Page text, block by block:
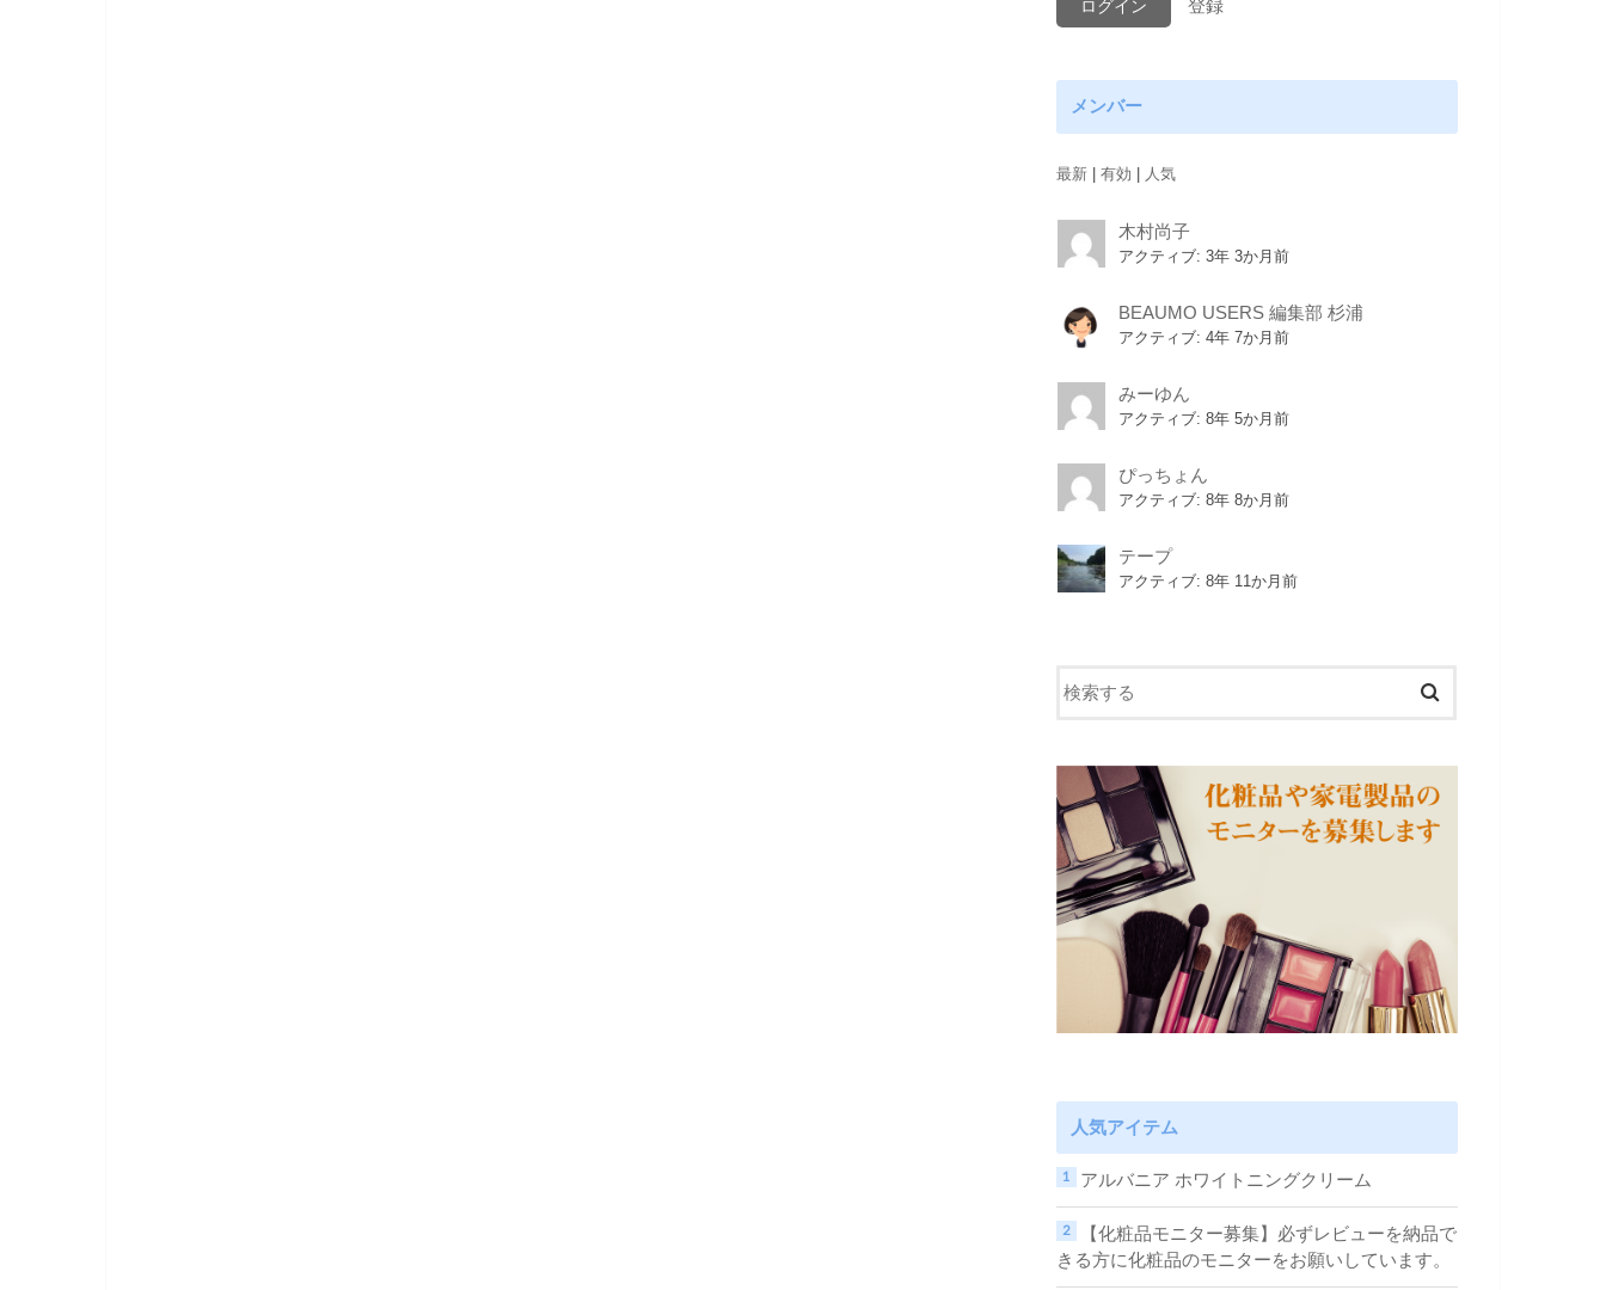
登録
メンバー
最新 有効 人気
木村尚子
アクティブ: 3年 3か月前
BEAUMO USERS 編集部 杉浦
アクティブ: 4年 7か月前
みーゆん
アクティブ: 8年 5か月前
ぴっちょん
アクティブ: 8年 8か月前
テープ
アクティブ: 8年 11か月前
人気アイテム
アルバニア ホワイトニングクリーム
【化粧品モニター募集】必ずレビューを納品で
きる方に化粧品のモニターをお願いしています。